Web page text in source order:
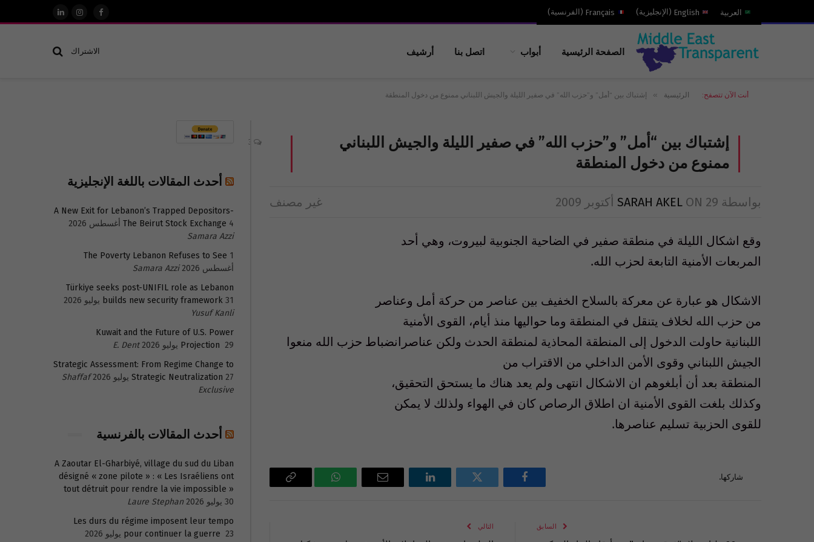
العربية English
( الإنجليزية)
Français
( الفرنسية)
فيسبوكالانستغرام
لينكدإن
الصفحة الرئيسية أبواب اتصل بنا أرشيف الاشتراك
أنت الآن تتصفح: الرئيسية » إشتباك بين “أمل” و”حزب الله” في صفير الليلة والجيش اللبناني ممنوع من دخول المنطقة
إشتباك بين “أمل” و”حزب الله” في صفير الليلة والجيش اللبناني
ممنوع من دخول المنطقة
بواسطة SARAH AKEL ON 29 أكتوبر 2009 غير مصنف
وقع اشكال الليلة في منطقة صفير في الضاحية الجنوبية لبيروت، وهي أحد
المربعات الأمنية التابعة لحزب الله.
الاشكال هو عبارة عن معركة بالسلاح الخفيف بين عناصر من حركة أمل وعناصر
من حزب الله لخلاف يتنقل في المنطقة وما حواليها منذ أيام، القوى الأمنية
اللبنانية حاولت الدخول إلى المنطقة المحاذية لمنطقة الحدث ولكن عناصرانضباط حزب الله منعوا
الجيش اللبناني وقوى الأمن الداخلي من الاقتراب من
المنطقة بعد أن أبلغوهم ان الاشكال انتهى ولم يعد هناك ما يستحق التحقيق،
وكذلك بلغت القوى الأمنية ان اطلاق الرصاص كان في الهواء ولذلك لا يمكن
للقوى الحزبية تسليم عناصرها.
شاركها.
فيسبوك تويتر لينكدإن
البريد
واتساب
Copy
السابق التالي
أحدث المقالات باللغة الإنجليزية
A New Exit for Lebanon’s Trapped Depositors-
The Beirut Stock Exchange 4 أغسطس 2026
Samara Azzi
The Poverty Lebanon Refuses to See 1
أغسطس 2026
Samara Azzi
Türkiye seeks post-UNIFIL role as Lebanon
builds new security framework 31 يوليو 2026
Yusuf Kanli
Kuwait and the Future of U.S. Power
Projection 29 يوليو 2026
E. Dent
Strategic Assessment: From Regime Change to
Strategic Neutralization 27 يوليو 2026
Shaffaf
Exclusive
أحدث المقالات بالفرنسية
A Zaoutar El-Gharbiyé, village du sud du Liban
désigné « zone pilote » : « Les Israéliens ont
tout détruit pour rendre la vie impossible »
30 يوليو 2026
Laure Stephan
Les durs du régime imposent leur tempo
pour continuer la guerre 23 يوليو 2026